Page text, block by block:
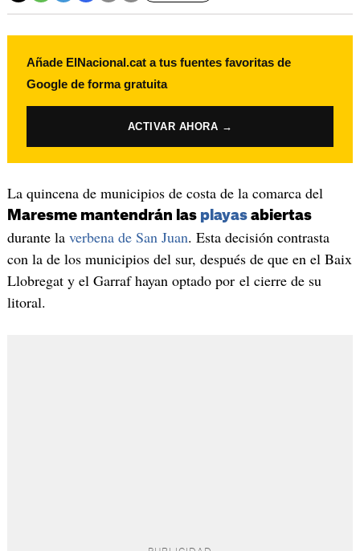
Añade ElNacional.cat a tus fuentes favoritas de
Google de forma gratuita
ACTIVAR AHORA →
La quincena de municipios de costa de la comarca del
Maresme mantendrán las playasabiertas
durante la verbena de San Juan. Esta decisión contrasta
con la de los municipios del sur, después de que en el Baix
Llobregat y el Garraf hayan optado por el cierre de su
litoral.